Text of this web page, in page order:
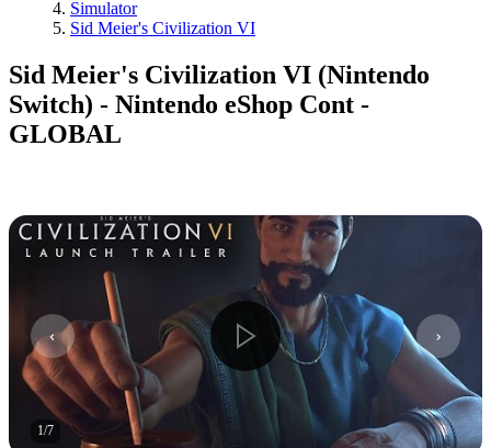
Simulator
Sid Meier's Civilization VI
Sid Meier's Civilization VI (Nintendo
Switch) - Nintendo eShop Cont -
GLOBAL
1/7